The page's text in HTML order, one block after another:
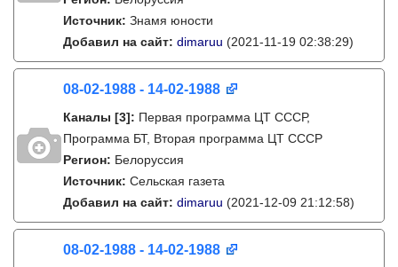
Источник: Знамя юности
Добавил на сайт: dimaruu (2021-11-19 02:38:29)
08-02-1988 - 14-02-1988
Каналы [3]: Первая программа ЦТ СССР,
Программа БТ, Вторая программа ЦТ СССР
Регион: Белоруссия
Источник: Сельская газета
Добавил на сайт: dimaruu (2021-12-09 21:12:58)
08-02-1988 - 14-02-1988